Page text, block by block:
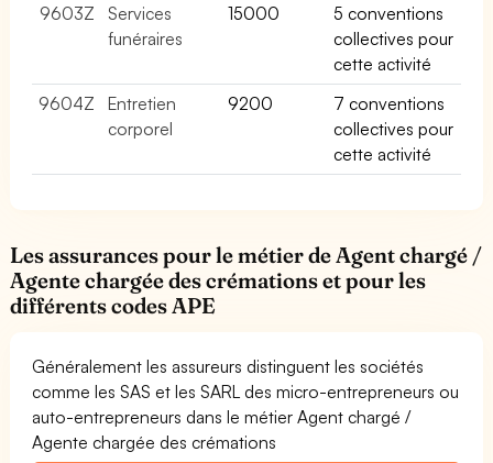
9603Z
Services
funéraires
15000
5 conventions
collectives pour
cette activité
9604Z
Entretien
corporel
9200
7 conventions
collectives pour
cette activité
Les assurances pour le métier de Agent chargé /
Agente chargée des crémations et pour les
différents codes APE
Généralement les assureurs distinguent les sociétés
comme les SAS et les SARL des micro-entrepreneurs ou
auto-entrepreneurs dans le métier Agent chargé /
Agente chargée des crémations